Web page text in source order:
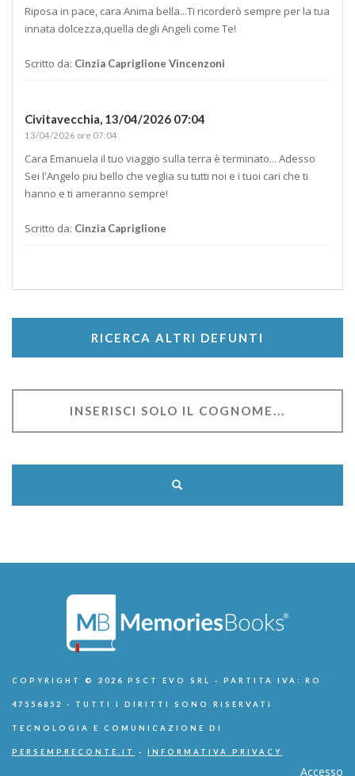
Riposa in pace, cara Anima bella...Ti ricorderò sempre per la tua
innata dolcezza,quella degli Angeli come Te!
Scritto da: Cinzia Capriglione Vincenzoni
Civitavecchia, 13/04/2026 07:04
13/04/2026 ore 07:04
Cara Emanuela il tuo viaggio sulla terra è terminato... Adesso
Sei l'Angelo piu bello che veglia su tutti noi e i tuoi cari che ti
hanno e ti ameranno sempre!
Scritto da: Cinzia Capriglione
RICERCA ALTRI DEFUNTI
COPYRIGHT © 2026 PSCT EVO SRL - PARTITA IVA: RO
47556852 - TUTTI I DIRITTI SONO RISERVATI
TECNOLOGIA E COMUNICAZIONE DI
PERSEMPRECONTE.IT - INFORMATIVA PRIVACY
Accesso